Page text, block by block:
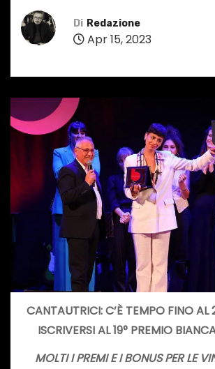
Di Redazione
Apr 15, 2023
CANTAUTRICI: C’È TEMPO FINO AL
ISCRIVERSI AL19° PREMIO
MOLTI I PREMI E I BONUS PER LE